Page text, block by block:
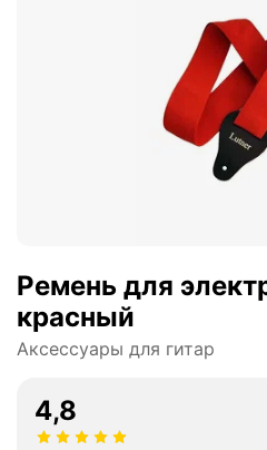
Ремень для
красный
Аксессуары для гитар
4,8